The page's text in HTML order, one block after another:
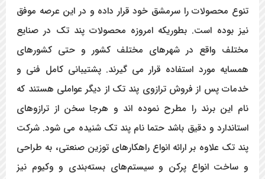
تنوع محصولات را سرمشق خود قرار داده و در این عرصه موفق
نیز بوده است. بطوریکه امروزه محصولات پند تک در صنایع
مختلف واقع در شهرهای مختلف کشور و حتی کشورهای
همسایه مورد استفاده قرار می گیرند. پشتیبانی کامل فنی و
خدمات پس از فروش ترازوی پند تک از دیگر عواملی هستند که
نام این برند را مطرح نموده اند و هرجا سخن از ترازوهای
استاندارد و دقیق باشد حتما نام پند تک شنیده می شود. شرکت
پند تک علاوه بر ارائه انواع راهکارهای توزین صنعتی، به طراحی
و ساخت انواع پرکن و سیستم‌های بسته‌بندی و وکیوم نیز